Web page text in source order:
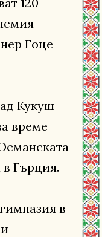
Гоце
Кукуш
време
Гърция.
в